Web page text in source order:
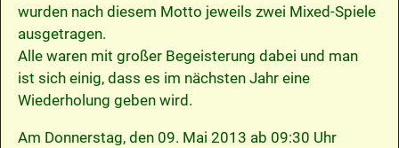
wurden nach diesem Motto jeweils zwei Mixed-Spiele
ausgetragen.
Alle waren mit großer Begeisterung dabei und man
ist sich einig, dass es im nächsten Jahr eine
Wiederholung geben wird.
Am Donnerstag, den 09. Mai 2013 ab 09:30 Uhr